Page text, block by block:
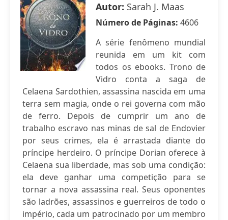
Autor: Sarah J. Maas
Número de Páginas: 4606
A série fenômeno mundial
reunida em um kit com
todos os ebooks. Trono de
Vidro conta a saga de
Celaena Sardothien, assassina nascida em uma
terra sem magia, onde o rei governa com mão
de ferro. Depois de cumprir um ano de
trabalho escravo nas minas de sal de Endovier
por seus crimes, ela é arrastada diante do
príncipe herdeiro. O príncipe Dorian oferece à
Celaena sua liberdade, mas sob uma condição:
ela deve ganhar uma competição para se
tornar a nova assassina real. Seus oponentes
são ladrões, assassinos e guerreiros de todo o
império, cada um patrocinado por um membro